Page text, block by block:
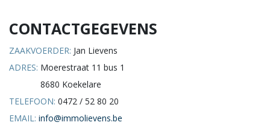
CONTACTGEGEVENS
ZAAKVOERDER: Jan Lievens
ADRES: Moerestraat 11 bus 1
8680 Koekelare
TELEFOON: 0472 / 52 80 20
EMAIL: info@immolievens.be